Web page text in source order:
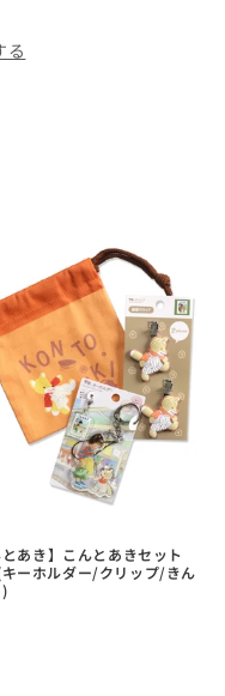
る
とあき】こんとあきセット
ーホルダー/クリップ/きん